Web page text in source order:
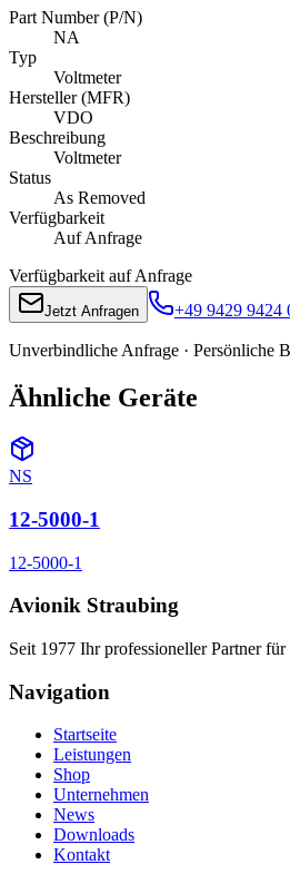
Part Number (P/N)
NA
Typ
Voltmeter
Hersteller (MFR)
VDO
Beschreibung
Voltmeter
Status
As Removed
Verfügbarkeit
Auf Anfrage
Verfügbarkeit auf Anfrage
Jetzt Anfragen +49 9429 9424
Unverbindliche Anfrage · Persönliche
Ähnliche Geräte
NS
12-5000-1
12-5000-1
Avionik Straubing
Seit 1977 Ihr professioneller Partner
Navigation
Startseite
Leistungen
Shop
Unternehmen
News
Downloads
Kontakt